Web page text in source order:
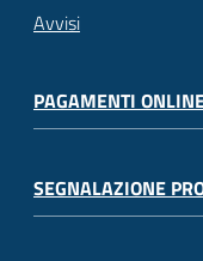
Avvisi
PAGAMENTI
SEGNALAZIONE